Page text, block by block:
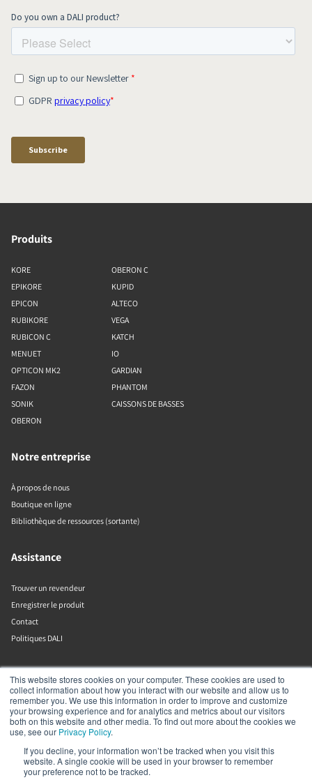
This website stores cookies on your computer. These cookies are used to
collect information about how you interact with our website and allow us to
remember you. We use this information in order to improve and customize
your browsing experience and for analytics and metrics about our visitors
both on this website and other media. To find out more about the cookies we
use, see our Privacy Policy.
If you decline, your information won’t be tracked when you visit this
website. A single cookie will be used in your browser to remember
your preference not to be tracked.
Produits
KORE
EPIKORE
EPICON
RUBIKORE
RUBICON C
MENUET
OPTICON MK2
FAZON
SONIK
OBERON
OBERON C
KUPID
ALTECO
VEGA
KATCH
IO
GARDIAN
PHANTOM
CAISSONS DE BASSES
Notre entreprise
À propos de nous
Boutique en ligne
Bibliothèque de ressources (sortante)
Assistance
Trouver un revendeur
Enregistrer le produit
Contact
Politiques DALI
DALI A/S
Dali Allé 1
Nørager
Nordjylland
9610
Danemark
+45 9672 1155